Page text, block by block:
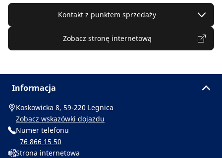
Kontakt z punktem sprzedaży
Zobacz stronę internetową
Informacja
Koskowicka 8, 59-220 Legnica
Zobacz wskazówki dojazdu
Numer telefonu
76 866 15 50
Strona internetowa